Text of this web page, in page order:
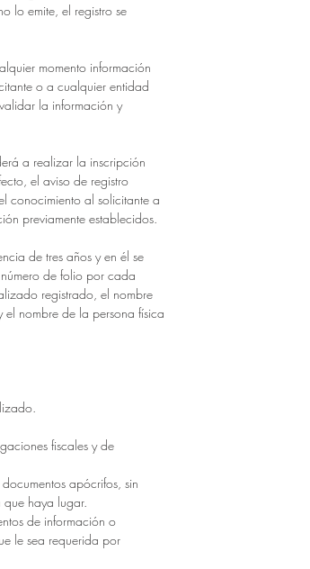
lo emite, el registro se
momento información
o a cualquier entidad
la información y
a realizar la inscripción
el aviso de registro
conocimiento al solicitante a
previamente establecidos.
de tres años y en él se
de folio por cada
registrado, el nombre
nombre de la persona física
fiscales y de
apócrifos, sin
haya lugar.
de información o
le sea requerida por